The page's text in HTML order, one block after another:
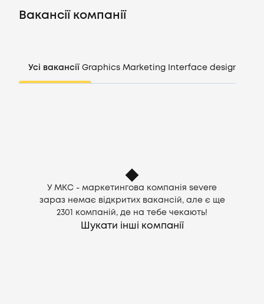
Вакансії компанії
Усі вакансії Graphics Marketing Interface design
У МКС - маркетингова компанія severe
зараз немає відкритих вакансій, але є ще
2301
компаній, де на тебе чекають!
Шукати інші компанії